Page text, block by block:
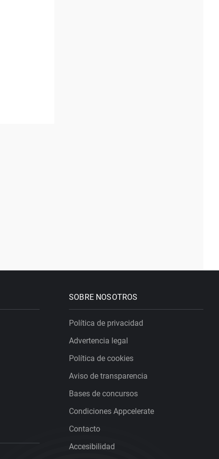
SOBRE NOSOTROS
Política de privacidad
Advertencia legal
Política de cookies
Aviso de transparencia
Bases de concursos
Condiciones Appcelerate
Contacto
Accesibilidad